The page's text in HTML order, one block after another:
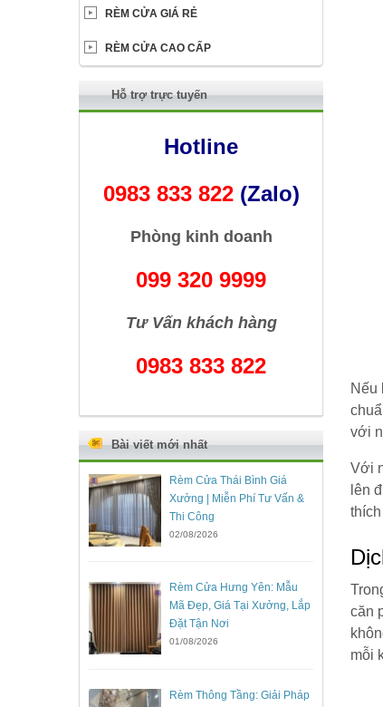
Nếu
với
Với
lên
căn
mỗi
RÈM CỬA GIÁ RẺ
RÈM CỬA CAO CẤP
Hỗ trợ trực tuyến
Hotline
0983 833 822 (Zalo)
Phòng kinh doanh
099 320 9999
Tư Vấn khách hàng
0983 833 822
Bài viết mới nhất
Rèm Cửa Thái Bình Giá
Xưởng | Miễn Phí Tư Vấn &
Thi Công
02/08/2026
Rèm Cửa Hưng Yên: Mẫu
Mã Đẹp, Giá Tại Xưởng, Lắp
Đặt Tận Nơi
01/08/2026
Rèm Thông Tầng: Giải Pháp